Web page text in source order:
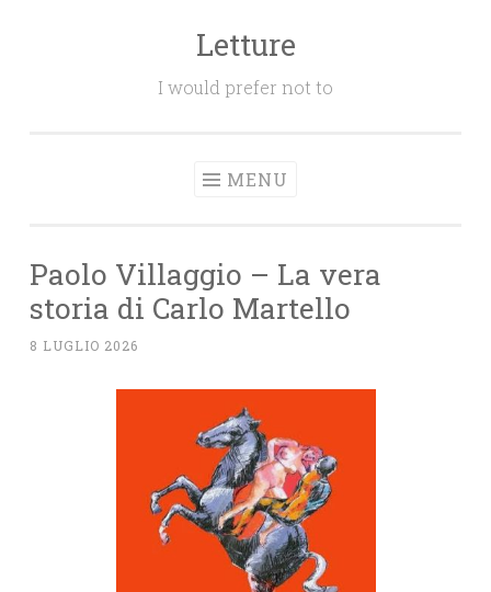
Letture
I would prefer not to
MENU
Paolo Villaggio – La vera
storia di Carlo Martello
8 LUGLIO 2026